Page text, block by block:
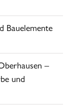
Bauelemente
–
und